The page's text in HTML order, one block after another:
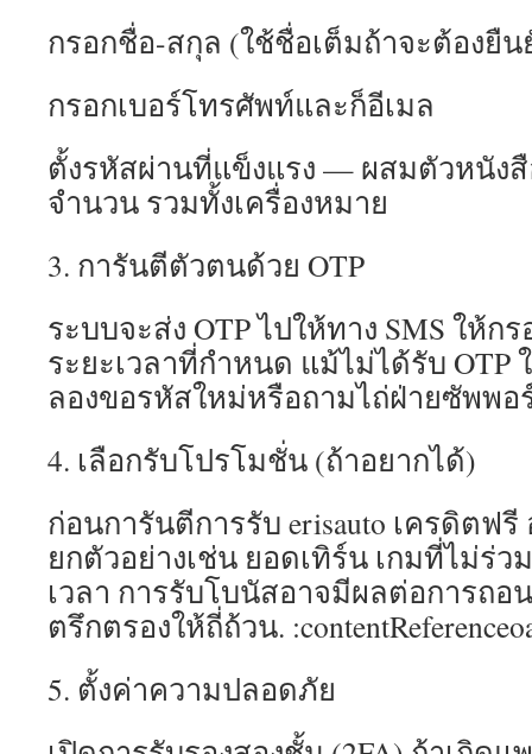
กรอกชื่อ-สกุล (ใช้ชื่อเต็มถ้าจะต้องยื
กรอกเบอร์โทรศัพท์และก็อีเมล
ตั้งรหัสผ่านที่แข็งแรง — ผสมตัวหนัง
จำนวน รวมทั้งเครื่องหมาย
3. การันตีตัวตนด้วย OTP
ระบบจะส่ง OTP ไปให้ทาง SMS ให้ก
ระยะเวลาที่กำหนด แม้ไม่ได้รับ
ลองขอรหัสใหม่หรือถามไถ่ฝ่ายซัพพอ
4. เลือกรับโปรโมชั่น (ถ้าอยากได้)
ก่อนการันตีการรับ erisauto เครดิตฟ
ยกตัวอย่างเช่น ยอดเทิร์น เกมที่ไม่ร่ว
เวลา การรับโบนัสอาจมีผลต่อการถ
ตรึกตรองให้ถี่ถ้วน.
5. ตั้งค่าความปลอดภัย